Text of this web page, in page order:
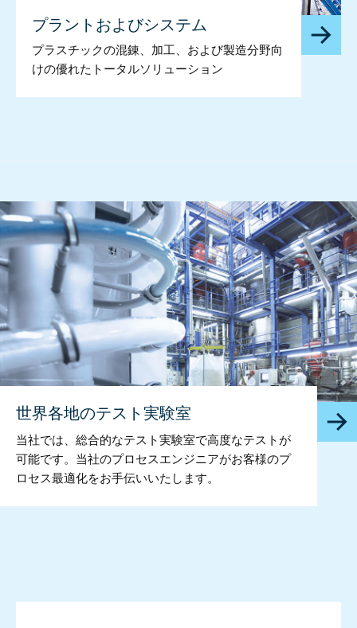
プラントおよびシステム
プラスチックの混錬、加工、および製造分野向
けの優れたトータルソリューション
世界各地のテスト実験室
当社では、総合的なテスト実験室で高度なテストが
可能です。当社のプロセスエンジニアがお客様のプ
ロセス最適化をお手伝いいたします。